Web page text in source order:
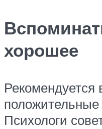
хорошее
Рекомендуется
Психологи